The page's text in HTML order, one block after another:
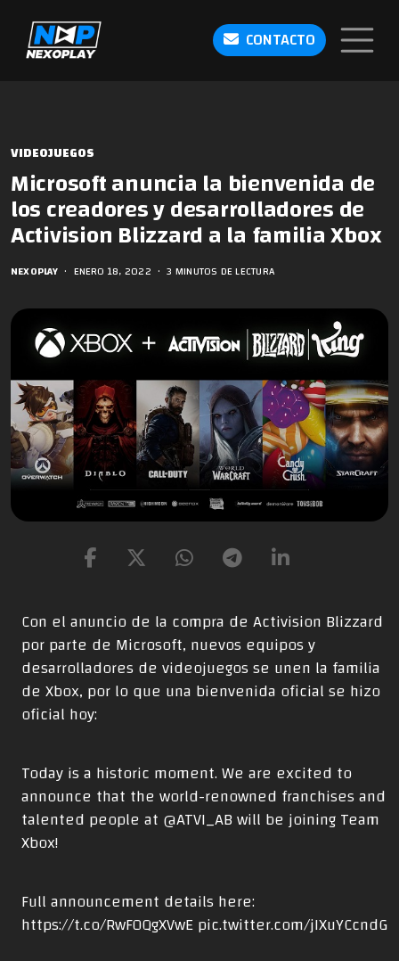
CONTACTO
VIDEOJUEGOS
Microsoft anuncia la bienvenida de
los creadores y desarrolladores de
Activision Blizzard a la familia Xbox
NEXOPLAY • ENERO 18, 2022 • 3 MINUTOS DE LECTURA
Con el anuncio de la compra de Activision Blizzard
por parte de Microsoft, nuevos equipos y
desarrolladores de videojuegos se unen la familia
de Xbox, por lo que una bienvenida oficial se hizo
oficial hoy:
Today is a historic moment. We are excited to
announce that the world-renowned franchises and
talented people at @ATVI_ABwill be joining Team
Xbox!
Full announcement details here:
https://t.co/RwF0QgXVwEpic.twitter.com/jIXuYCcndG